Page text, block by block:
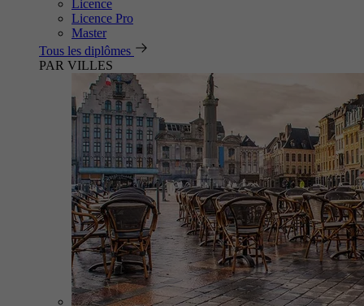
Licence
Licence Pro
Master
Tous les diplômes
PAR VILLES